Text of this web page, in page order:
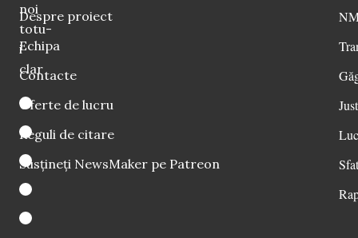
noi
totu-
i
clar
Despre proiect
Echipa
Contacte
Oferte de lucru
Reguli de citare
Susțineți NewsMaker pe Patreon